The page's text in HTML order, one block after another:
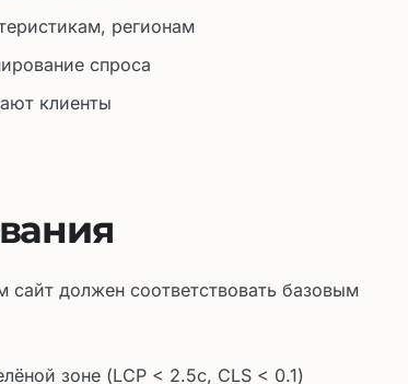
регионам
спроса
клиенты
сайт должен соответствовать базовым
зоне (LCP < 2.5с, CLS < 0.1)